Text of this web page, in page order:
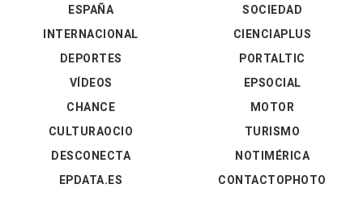
ESPAÑA
INTERNACIONAL
DEPORTES
VÍDEOS
SOCIEDAD
CIENCIAPLUS
PORTALTIC
EPSOCIAL
CHANCE
CULTURAOCIO
DESCONECTA
EPDATA.ES
MOTOR
TURISMO
NOTIMÉRICA
CONTACTOPHOTO